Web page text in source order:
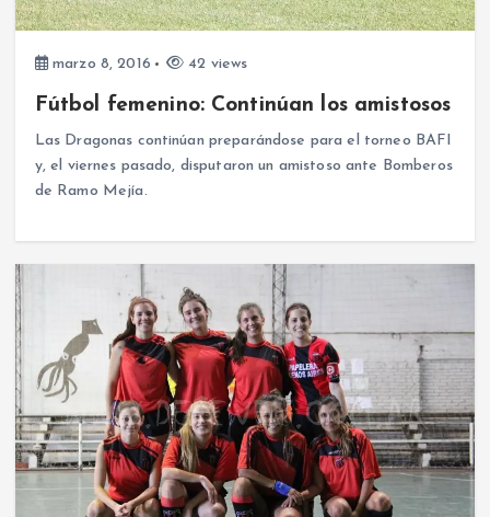
marzo 8, 2016 42 views
Fútbol femenino: Continúan los amistosos
Las Dragonas continúan preparándose para el torneo BAFI
y, el viernes pasado, disputaron un amistoso ante Bomberos
de Ramo Mejía.